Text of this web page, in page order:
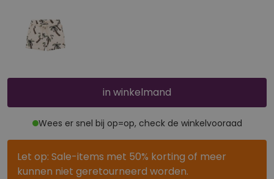
in winkelmand
Wees er snel bij op=op, check de winkelvooraad
Let op: Sale-items met 50% korting of meer
kunnen niet geretourneerd worden.